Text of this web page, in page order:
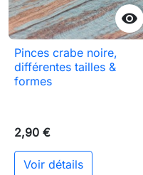

Pinces crabe noire,
différentes tailles &
formes
2,90 €
Voir détails